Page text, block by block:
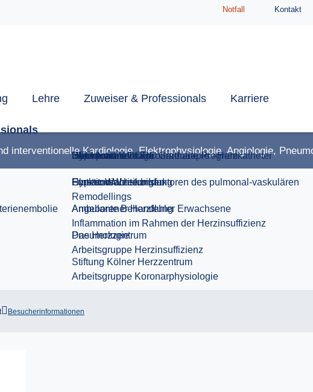
Notfall Kontakt
Lehre Zuweiser & Professionals Karriere
interventionelle Kardiologie, Elektrophysiologie, Angiologie,
Besucherinformationen